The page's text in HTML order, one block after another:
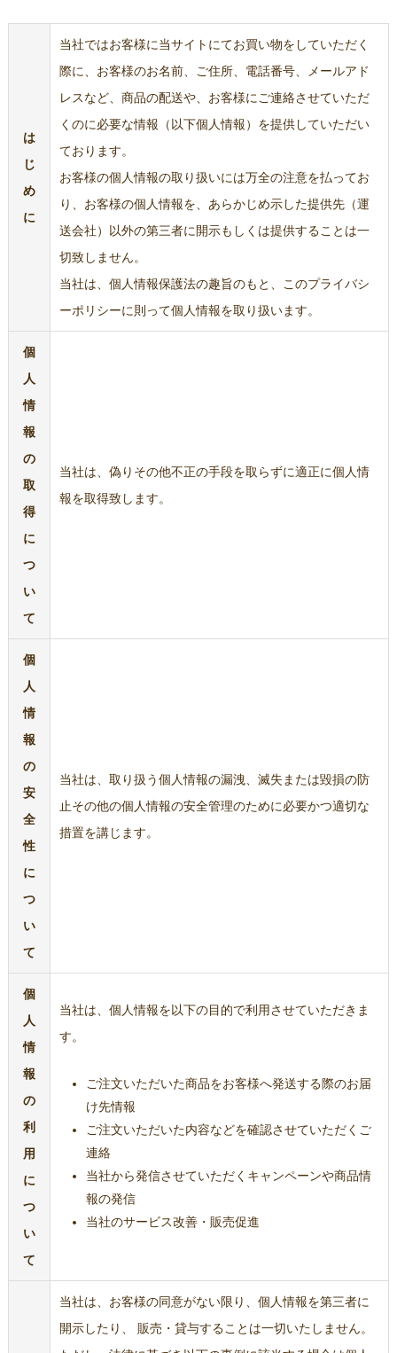
は
じ
め
に
当社ではお客様に当サイトにてお買い物をしていただく
際に、お客様のお名前、ご住所、電話番号、メールアド
レスなど、商品の配送や、お客様にご連絡させていただ
くのに必要な情報（以下個人情報）を提供していただい
ております。
お客様の個人情報の取り扱いには万全の注意を払ってお
り、お客様の個人情報を、あらかじめ示した提供先（運
送会社）以外の第三者に開示もしくは提供することは一
切致しません。
当社は、個人情報保護法の趣旨のもと、このプライバシ
ーポリシーに則って個人情報を取り扱います。
個
人
情
報
の
取
得
に
つ
い
て
当社は、偽りその他不正の手段を取らずに適正に個人情
報を取得致します。
個
人
情
報
の
安
全
性
に
つ
い
て
当社は、取り扱う個人情報の漏洩、滅失または毀損の防
止その他の個人情報の安全管理のために必要かつ適切な
措置を講じます。
個
人
情
報
の
利
用
に
つ
い
て
当社は、個人情報を以下の目的で利用させていただきま
す。
ご注文いただいた商品をお客様へ発送する際のお届
け先情報
ご注文いただいた内容などを確認させていただくご
連絡
当社から発信させていただくキャンペーンや商品情
報の発信
当社のサービス改善・販売促進
当社は、お客様の同意がない限り、個人情報を第三者に
開示したり、 販売・貸与することは一切いたしません。